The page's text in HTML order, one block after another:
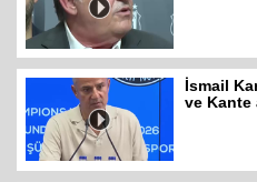
İsmail
ve Kante